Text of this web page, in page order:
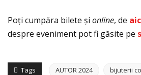
Poţi cumpăra bilete și online, de
despre eveniment pot fi găsite pe
Tags AUTOR 2024 bijuterii